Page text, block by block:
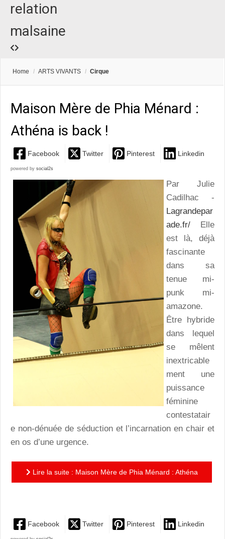
relation
malsaine
Home / ARTS VIVANTS / Cirque
Maison Mère de Phia Ménard :
Athéna is back !
Facebook Twitter Pinterest Linkedin
powered by social2s
Par Julie
Cadilhac -
Lagrandepar
ade.fr/ Elle
est là, déjà
fascinante
dans sa
tenue mi-
punk mi-
amazone.
Être hybride
dans lequel
se mêlent
inextricable
ment une
puissance
féminine
contestatair
e non-dénuée de séduction et l’incarnation en chair et
en os d’une urgence.
Lire la suite : Maison Mère de Phia Ménard : Athéna
Facebook Twitter Pinterest Linkedin